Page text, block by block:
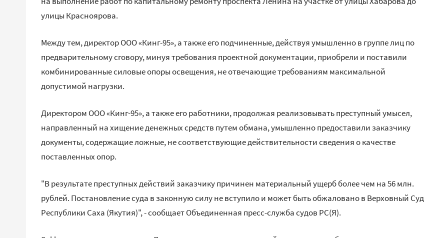
улицы Красноярова.
Между тем, директор ООО «Кинг-95», а также его подчиненные, действуя умышленно в группе лиц по
предварительному сговору, минуя требования проектной документации, приобрели и поставили
комбинированные силовые опоры освещения, не отвечающие требованиям максимальной
допустимой нагрузки.
Директором ООО «Кинг-95», а также его работники, продолжая реализовывать преступный умысел,
направленный на хищение денежных средств путем обмана, умышленно предоставили заказчику
документы, содержащие ложные, не соответствующие действительности сведения о качестве
поставленных опор.
"В результате преступных действий заказчику причинен материальный ущерб более чем на 56 млн.
рублей. Постановление суда в законную силу не вступило и может быть обжаловано в Верховный Суд
Республики Саха (Якутия)", - сообщает Объединенная пресс-служба судов РС(Я).